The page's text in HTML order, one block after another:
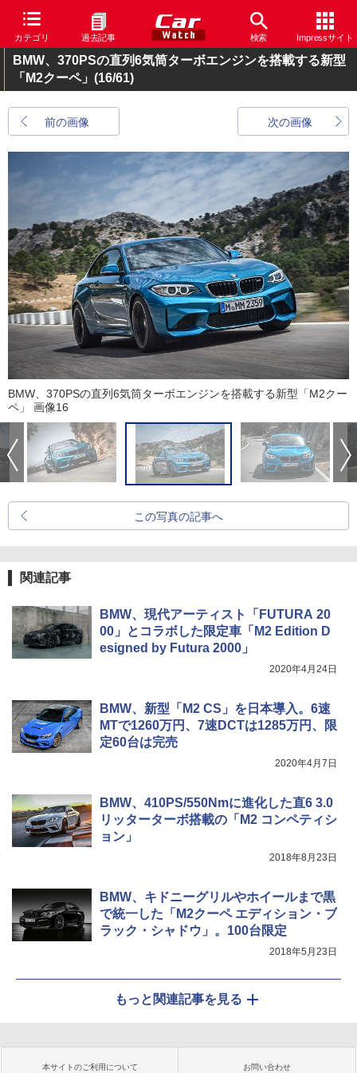
カテゴリ 過去記事 検索 Impressサイト
BMW、370PSの直列6気筒ターボエンジンを搭載する新型
「M2クーペ」 (16/61)
前の画像 次の画像
BMW、370PSの直列6気筒ターボエンジンを搭載する新型「M2クー
ペ」 画像16
この写真の記事へ
関連記事
BMW、現代アーティスト「FUTURA 20
00」とコラボした限定車「M2 Edition D
esigned by Futura 2000」
2020年4月24日
BMW、新型「M2 CS」を日本導入。6速
MTで1260万円、7速DCTは1285万円、限
定60台は完売
2020年4月7日
BMW、410PS/550Nmに進化した直6 3.0
リッターターボ搭載の「M2 コンペティシ
ョン」
2018年8月23日
BMW、キドニーグリルやホイールまで黒
で統一した「M2クーペ エディション・ブ
ラック・シャドウ」。100台限定
2018年5月23日
もっと関連記事を見る
本サイトのご利用について お問い合わせ